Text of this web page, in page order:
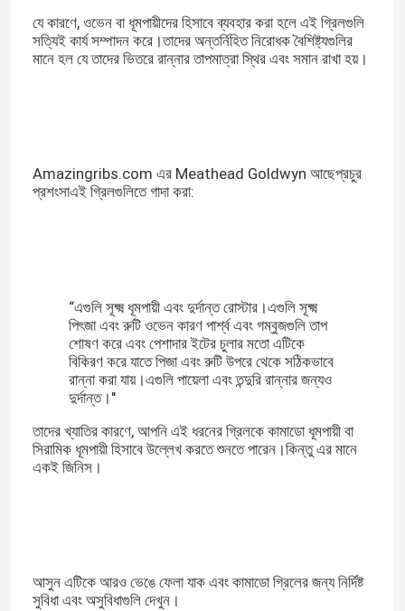
যে কারণে, ওভেন বা ধূমপায়ীদের হিসাবে ব্যবহার করা হলে এই গ্রিলগুলি
সত্যিই কার্য সম্পাদন করে।তাদের অন্তর্নিহিত নিরোধক বৈশিষ্ট্যগুলির
মানে হল যে তাদের ভিতরে রান্নার তাপমাত্রা স্থির এবং সমান রাখা হয়।
Amazingribs.com এর Meathead Goldwyn আছেপ্রচুর
প্রশংসাএই গ্রিলগুলিতে গাদা করা:
“এগুলি সূক্ষ্ম ধূমপায়ী এবং দুর্দান্ত রোস্টার।এগুলি সূক্ষ্ম
পিৎজা এবং রুটি ওভেন কারণ পার্শ্ব এবং গম্বুজগুলি তাপ
শোষণ করে এবং পেশাদার ইটের চুলার মতো এটিকে
বিকিরণ করে যাতে পিজা এবং রুটি উপরে থেকে সঠিকভাবে
রান্না করা যায়।এগুলি পায়েলা এবং তন্দুরি রান্নার জন্যও
দুর্দান্ত।"
তাদের খ্যাতির কারণে, আপনি এই ধরনের গ্রিলকে কামাডো ধূমপায়ী বা
সিরামিক ধূমপায়ী হিসাবে উল্লেখ করতে শুনতে পারেন।কিন্তু এর মানে
একই জিনিস।
আসুন এটিকে আরও ভেঙে ফেলা যাক এবং কামাডো গ্রিলের জন্য নির্দিষ্ট
সুবিধা এবং অসুবিধাগুলি দেখুন।